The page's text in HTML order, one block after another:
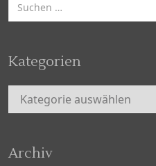
nach:
Kategorien
Kategorien
Archiv